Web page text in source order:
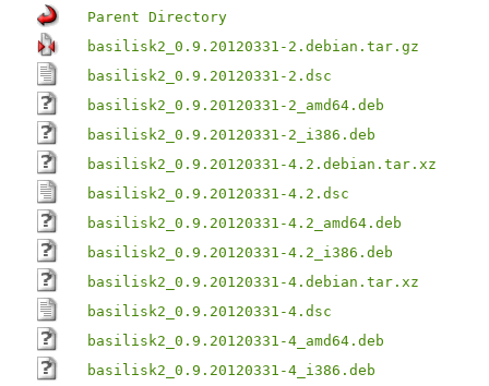
Parent Directory
basilisk2_0.9.20120331-2.debian.tar.gz
basilisk2_0.9.20120331-2.dsc
basilisk2_0.9.20120331-2_amd64.deb
basilisk2_0.9.20120331-2_i386.deb
basilisk2_0.9.20120331-4.2.debian.tar.xz
basilisk2_0.9.20120331-4.2.dsc
basilisk2_0.9.20120331-4.2_amd64.deb
basilisk2_0.9.20120331-4.2_i386.deb
basilisk2_0.9.20120331-4.debian.tar.xz
basilisk2_0.9.20120331-4.dsc
basilisk2_0.9.20120331-4_amd64.deb
basilisk2_0.9.20120331-4_i386.deb